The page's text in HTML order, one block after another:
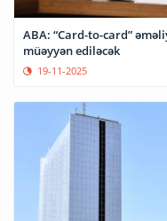
ABA: “Card-to-card”
müəyyən ediləcək
19-11-2025